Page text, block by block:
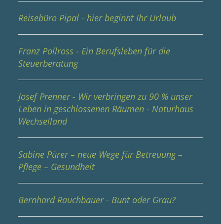
Reisebüro Pipal - hier beginnt Ihr Urlaub
Franz Pollross - Ein Berufsleben für die
Steuerberatung
Josef Prenner - Wir verbringen zu 90 % unser
Leben in geschlossenen Räumen - Naturhaus
Wechselland
Sabine Pürer – neue Wege für Betreuung –
Pflege – Gesundheit
Bernhard Rauchbauer - Bunt oder Grau?